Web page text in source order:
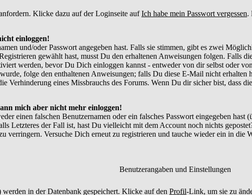
Klicke dazu auf der Loginseite aufIch habe mein Passwort vergessen.
einloggen!
und/oder Passwort angegeben hast. Falls sie stimmen, gibt es zwei
gewählt hast, musst Du den erhaltenen Anweisungen folgen. Falls
werden, bevor Du Dich einloggen kannst - entweder von dir selbst oder
folge den enthaltenen Anweisungen; falls Du diese E-Mail nicht
Verhinderung eines Missbrauchs des Forums. Wenn Du dir sicher bist, dass
mich aber nicht mehr einloggen!
einen falschen Benutzernamen oder ein falsches Passwort eingegeben
Letzteres der Fall ist, hast Du vielleicht mit dem Account noch nichts
verringern. Versuche Dich erneut zu registrieren und tauche wieder ein in die
Benutzerangaben und Einstellungen
in der Datenbank gespeichert. Klicke auf den Profil-Link, um sie zu